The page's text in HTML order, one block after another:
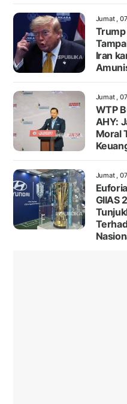
Jumat ,
Trump
Iran
Jumat ,
WTP
AHY:
Moral
Jumat ,
GIIAS